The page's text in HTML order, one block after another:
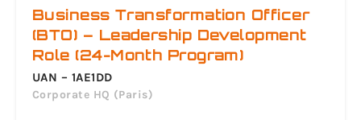
Business Transformation Officer
(BTO) – Leadership Development
Role (24-Month Program)
UAN – 1AE1DD
Corporate HQ (Paris)